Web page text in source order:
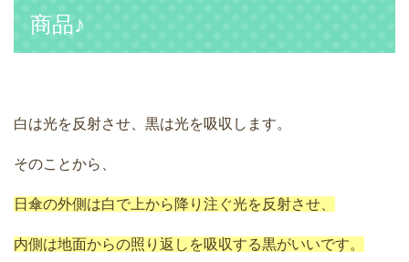
商品♪
白は光を反射させ、黒は光を吸収します。
そのことから、
日傘の外側は白で上から降り注ぐ光を反射させ、
内側は地面からの照り返しを吸収する黒がいいです。